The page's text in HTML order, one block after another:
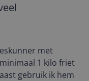
met
1 kilo friet
gebruik ik hem